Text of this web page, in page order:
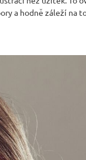
a hodně záleží na
RUSTIKÁLNÍ
BAX25 S